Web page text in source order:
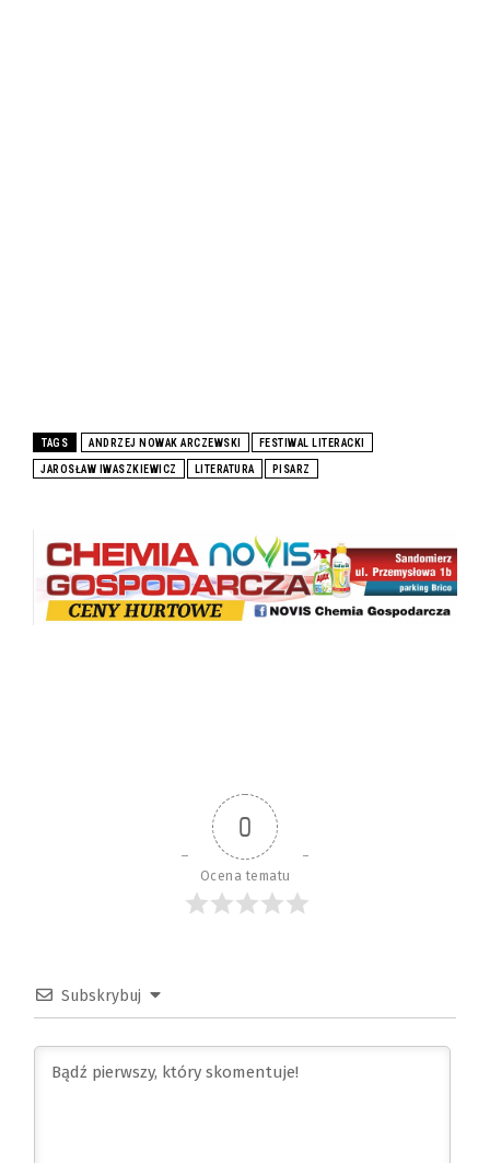
TAGS ANDRZEJ NOWAK ARCZEWSKI FESTIWAL LITERACKI
JAROSŁAW IWASZKIEWICZ LITERATURA PISARZ
0
Ocena tematu
Subskrybuj